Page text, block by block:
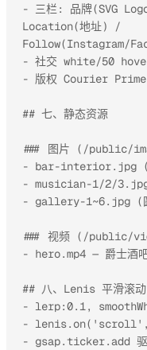
- 三栏: 品牌(SVG
Location(地址) /
Follow(Instagram/
- 社交 white/50
- 版权 Courier Prime
## 七、静态资源
### 图片 (/public/
- bar-interior.jpg
- musician-1/2/
- gallery-1~6.jpg (圆
### 视频 (/public/
- hero.mp4 — 爵士酒吧
## 八、Lenis 平滑滚动
- lerp:0.1,
- lenis.on('scroll',
- gsap.ticker.add 驱